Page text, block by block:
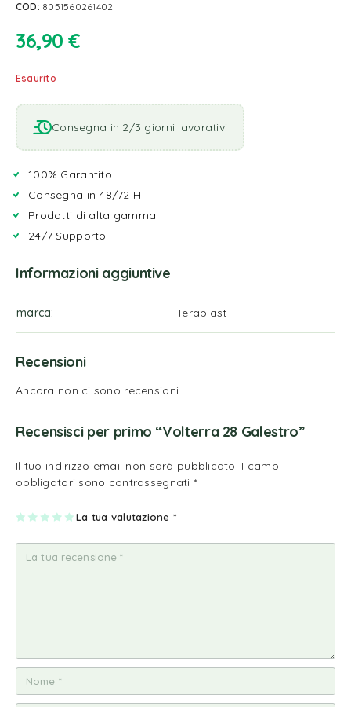
COD: 8051560261402
36,90 €
Esaurito
Consegna in 2/3 giorni lavorativi
100% Garantito
Consegna in 48/72 H
Prodotti di alta gamma
24/7 Supporto
Informazioni aggiuntive
marca Teraplast
Recensioni
Ancora non ci sono recensioni.
Recensisci per primo “Volterra 28 Galestro”
Il tuo indirizzo email non sarà pubblicato. I campi
obbligatori sono contrassegnati *
La tua valutazione *
1
a
2
e
su
5
3
e
su
5
4
e
su
5
5
e
su
5